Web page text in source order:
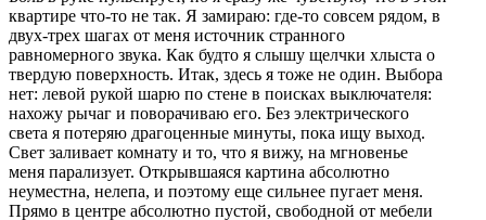
квартире что-то не так. Я замираю: где-то совсем рядом, в
двух-трех шагах от меня источник странного
равномерного звука. Как будто я слышу щелчки хлыста о
твердую поверхность. Итак, здесь я тоже не один. Выбора
нет: левой рукой шарю по стене в поисках выключателя:
нахожу рычаг и поворачиваю его. Без электрического
света я потеряю драгоценные минуты, пока ищу выход.
Свет заливает комнату и то, что я вижу, на мгновенье
меня парализует. Открывшаяся картина абсолютно
неуместна, нелепа, и поэтому еще сильнее пугает меня.
Прямо в центре абсолютно пустой, свободной от мебели